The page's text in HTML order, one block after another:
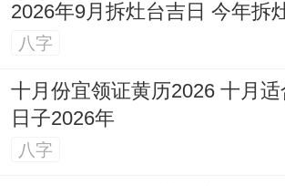
2026年9月拆灶台吉日 今年拆
八字
十月份宜领证黄历2026 十月
日子2026年
八字